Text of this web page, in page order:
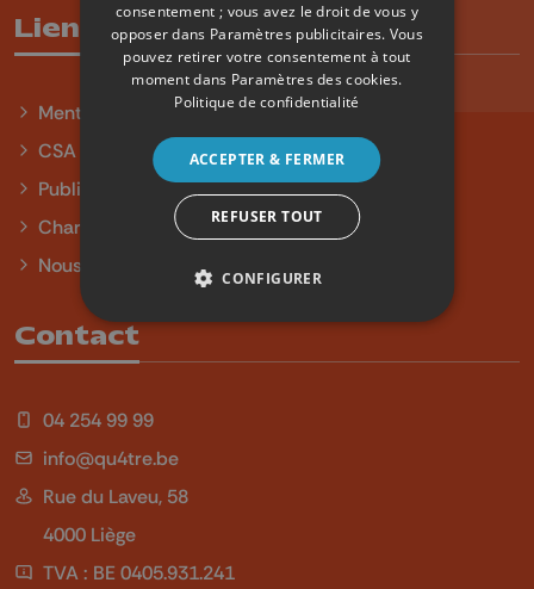
Liens utiles
Mentions légales
CSA
Publicité
Charte sur l'égalité et la diversité
Nous contacter
Contact
04 254 99 99
info@qu4tre.be
Rue du Laveu, 58
4000 Liège
TVA : BE 0405.931.241
consentement ; vous avez le droit de vous y
opposer dans Paramètres publicitaires. Vous
pouvez retirer votre consentement à tout
moment dans Paramètres des cookies.
Politique de confidentialité
ACCEPTER & FERMER
REFUSER TOUT
CONFIGURER